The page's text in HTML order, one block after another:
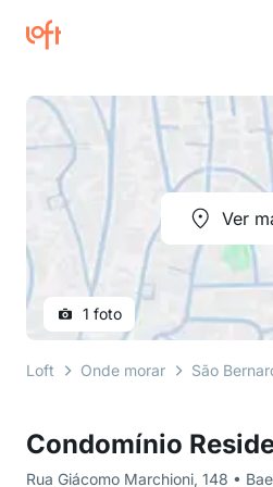
Condomínio
Rua Giácomo Marchioni, 148 •
Ver
1 foto
Loft Onde morar São